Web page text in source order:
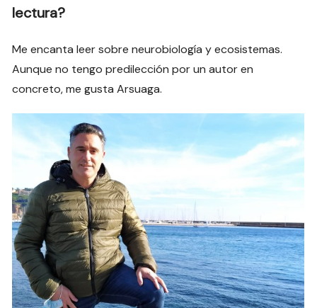
lectura?
Me encanta leer sobre neurobiología y ecosistemas.
Aunque no tengo predilección por un autor en
concreto, me gusta Arsuaga.